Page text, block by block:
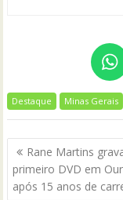
Destaque Minas Gerais
Navegação
de
Post
Rane Martins
primeiro DVD em
após 15 anos de